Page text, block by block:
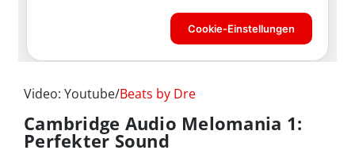
Video: Youtube/Beats by Dre
Cambridge Audio Melomania 1:
Perfekter Sound